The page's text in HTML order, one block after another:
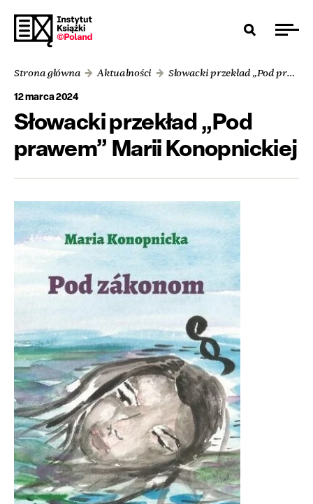
Strona główna Aktualności Słowacki przekład „Pod prawem” Marii Konopnickiej
12 marca 2024
Słowacki przekład „Pod
prawem” Marii Konopnickiej